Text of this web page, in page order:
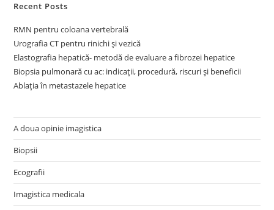
Recent Posts
RMN pentru coloana vertebrală
Urografia CT pentru rinichi și vezică
Elastografia hepatică- metodă de evaluare a fibrozei hepatice
Biopsia pulmonară cu ac: indicații, procedură, riscuri și beneficii
Ablația în metastazele hepatice
A doua opinie imagistica
Biopsii
Ecografii
Imagistica medicala